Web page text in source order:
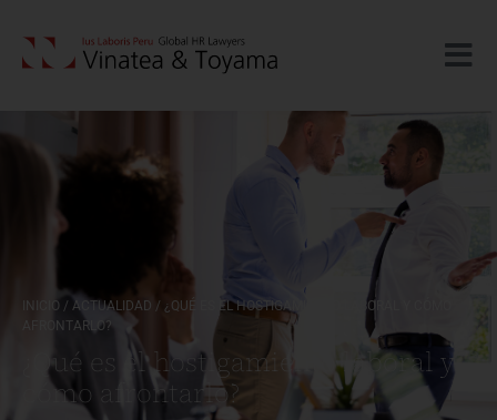
INICIO / ACTUALIDAD / ¿QUÉ ES EL HOSTIGAMIENTO LABORAL Y CÓMO
AFRONTARLO?
¿Qué es el hostigamiento laboral y
cómo afrontarlo?